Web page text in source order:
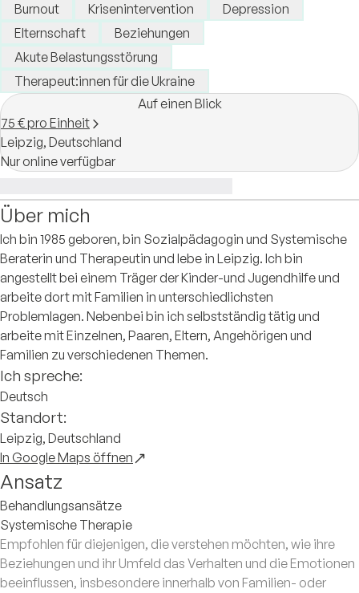
Burnout Krisenintervention
Depression
Elternschaft
Beziehungen
Akute Belastungsstörung
Therapeut:innen für die Ukraine
Auf einen Blick
75 € pro Einheit
Leipzig, Deutschland
Nur online verfügbar
Über mich
Ich bin 1985 geboren, bin Sozialpädagogin und Systemische
Beraterin und Therapeutin und lebe in Leipzig. Ich bin
angestellt bei einem Träger der Kinder-und Jugendhilfe und
arbeite dort mit Familien in unterschiedlichsten
Problemlagen. Nebenbei bin ich selbstständig tätig und
arbeite mit Einzelnen, Paaren, Eltern, Angehörigen und
Familien zu verschiedenen Themen.
Ich spreche:
Deutsch
Standort:
Leipzig, Deutschland
In Google Maps öffnen
Ansatz
Behandlungsansätze
Systemische Therapie
Empfohlen für diejenigen, die verstehen möchten, wie ihre
Beziehungen und ihr Umfeld das Verhalten und die Emotionen
beeinflussen, insbesondere innerhalb von Familien- oder